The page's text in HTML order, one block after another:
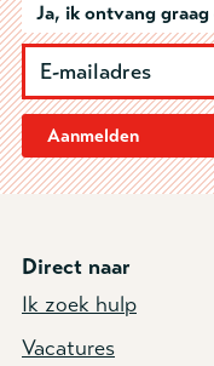
Ja, ik ontvang
Aanmelden
Direct naar
Ik zoek hulp
Vacatures